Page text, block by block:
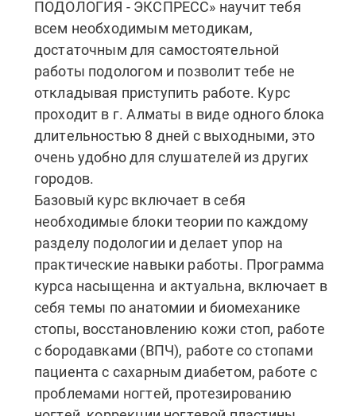
ПОДОЛОГИЯ - ЭКСПРЕСС» научит тебя
всем необходимым методикам,
достаточным для самостоятельной
работы подологом и позволит тебе не
откладывая приступить работе. Курс
проходит в г. Алматы в виде одного блока
длительностью 8 дней с выходными, это
очень удобно для слушателей из других
городов.
Базовый курс включает в себя
необходимые блоки теории по каждому
разделу подологии и делает упор на
практические навыки работы. Программа
курса насыщенна и актуальна, включает в
себя темы по анатомии и биомеханике
стопы, восстановлению кожи стоп, работе
с бородавками (ВПЧ), работе со стопами
пациента с сахарным диабетом, работе с
проблемами ногтей, протезированию